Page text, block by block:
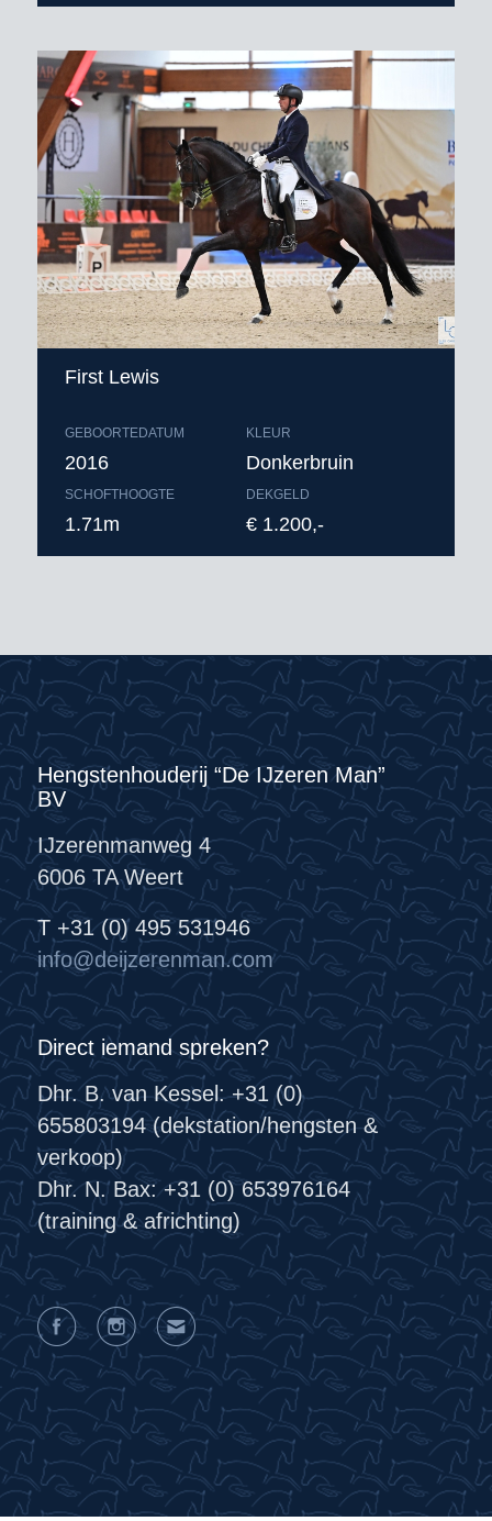
First Lewis
GEBOORTEDATUM
2016
SCHOFTHOOGTE
1.71m
KLEUR
Donkerbruin
DEKGELD
€ 1.200,-
Hengstenhouderij “De IJzeren Man”
BV
IJzerenmanweg 4
6006 TA Weert
T +31 (0) 495 531946
info@deijzerenman.com
Direct iemand spreken?
Dhr. B. van Kessel: +31 (0)
655803194 (dekstation/hengsten &
verkoop)
Dhr. N. Bax: +31 (0) 653976164
(training & africhting)